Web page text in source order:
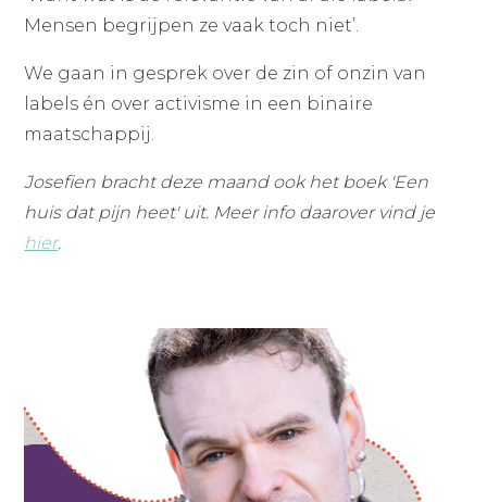
Mensen begrijpen ze vaak toch niet’.
We gaan in gesprek over de zin of onzin van
labels én over activisme in een binaire
maatschappij.
Josefien bracht deze maand ook het boek 'Een
huis dat pijn heet' uit. Meer info daarover vind je
hier.